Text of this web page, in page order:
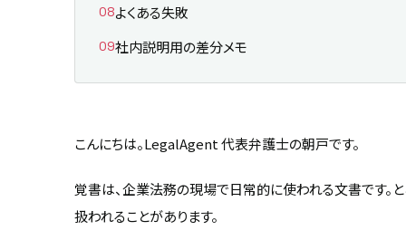
よくある失敗
社内説明用の差分メモ
こんにちは。LegalAgent 代表弁護士の朝戸です。
覚書は、企業法務の現場で日常的に使われる文書です。
扱われることがあります。